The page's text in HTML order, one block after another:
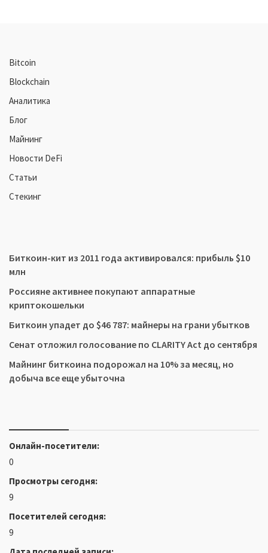
Bitcoin
Blockchain
Аналитика
Блог
Майнинг
Новости DeFi
Статьи
Стекинг
Биткоин-кит из 2011 года активировался: прибыль $10
млн
Россияне активнее покупают аппаратные
криптокошельки
Биткоин упадет до $46 787: майнеры на грани убытков
Сенат отложил голосование по CLARITY Act до сентября
Майнинг биткоина подорожал на 10% за месяц, но
добыча все еще убыточна
Онлайн-посетители:
0
Просмотры сегодня:
9
Посетителей сегодня:
9